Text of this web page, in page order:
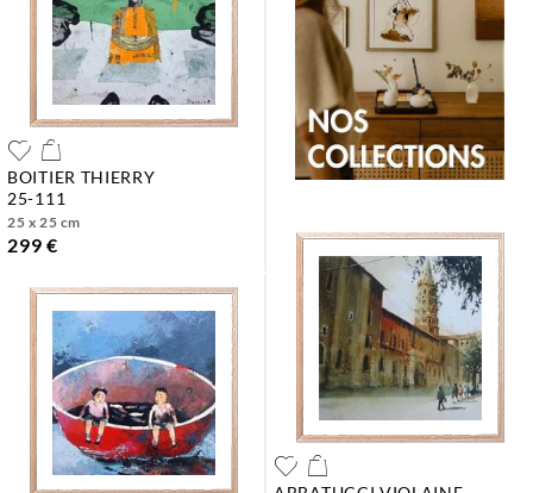
BOITIER THIERRY
25-111
25 x 25 cm
299 €